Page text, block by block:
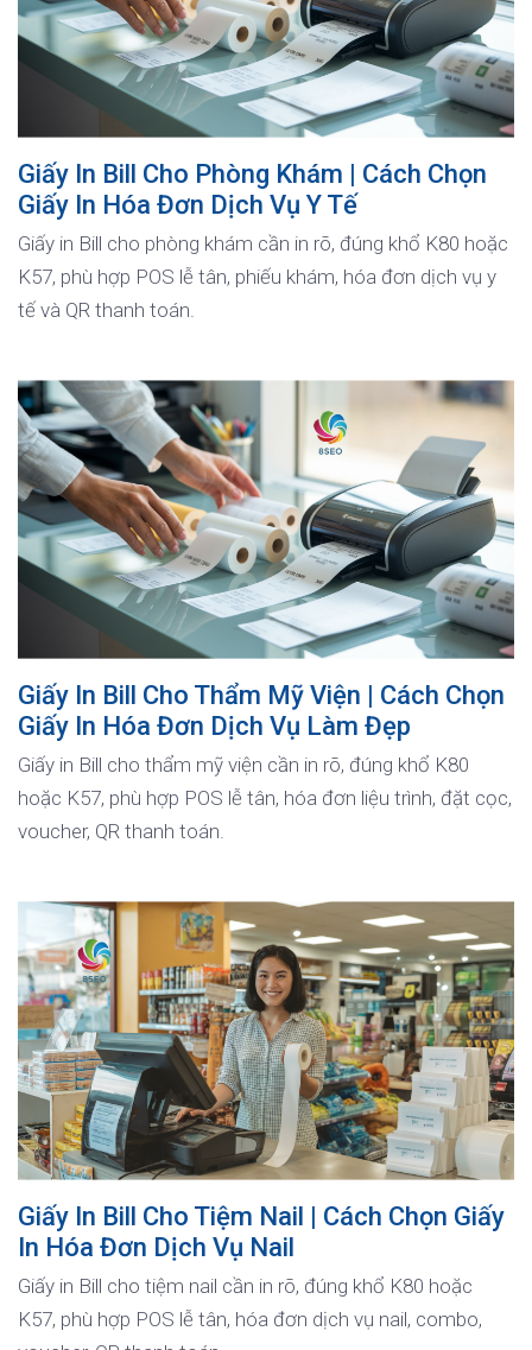
Giấy In Bill Cho Phòng Khám | Cách Chọn
Giấy In Hóa Đơn Dịch Vụ Y Tế
Giấy in Bill cho phòng khám cần in rõ, đúng khổ K80 hoặc
K57, phù hợp POS lễ tân, phiếu khám, hóa đơn dịch vụ y
tế và QR thanh toán.
Giấy In Bill Cho Thẩm Mỹ Viện | Cách Chọn
Giấy In Hóa Đơn Dịch Vụ Làm Đẹp
Giấy in Bill cho thẩm mỹ viện cần in rõ, đúng khổ K80
hoặc K57, phù hợp POS lễ tân, hóa đơn liệu trình, đặt cọc,
voucher, QR thanh toán.
Giấy In Bill Cho Tiệm Nail | Cách Chọn Giấy
In Hóa Đơn Dịch Vụ Nail
Giấy in Bill cho tiệm nail cần in rõ, đúng khổ K80 hoặc
K57, phù hợp POS lễ tân, hóa đơn dịch vụ nail, combo,